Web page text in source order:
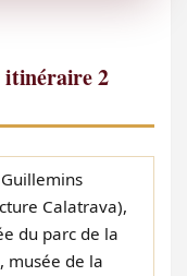
itinéraire 2
Calatrava),
du parc de la
musée de la